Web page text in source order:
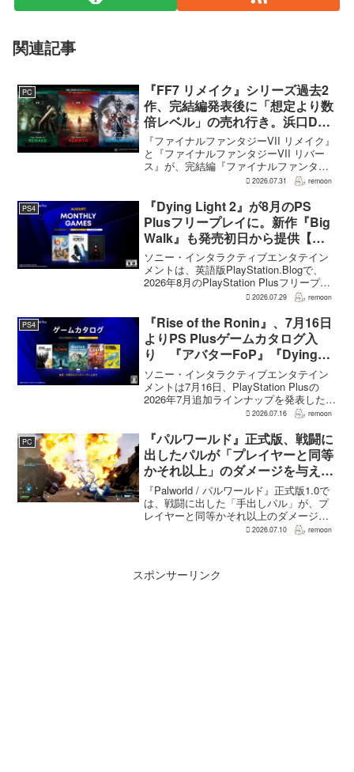
関連記事
PC
『FF7 リメイク』シリーズ過去2
作、完結編発表後に「想定より数
倍レベル」の売れ行き。浜口Dが
明かす
『ファイナルファンタジーVII リメイク』
と『ファイナルファンタジーVII リバー
ス』が、完結編『ファイナルファンタジ
ーVII リベレーション』の発表後、「我々
ると、シリーズディレクターの浜口直樹
氏がAU...
2026.07.31 remoon
PS4
『Dying Light 2』が8月のPS
Plusフリープレイに。新作『Big
Walk』も発売初日から提供【海
外発表】
ソニー・インタラクティブエンタテイン
メントは、英語版PlayStation.Blogで、
2026年8月のPlayStation Plusフリープレ
イとして『Dying Light 2 Stay Human:
2026.07.29 remoon
PS4
『Rise of the Ronin』、7月16日
よりPS Plusゲームカタログ入
り 『アバターFoP』『Dying
Light』なども順次配信
ソニー・インタラクティブエンタテイン
メントは7月16日、PlayStation Plusの
2026年7月追加ラインナップを発表した。
幕末の日本を舞台とするTeam NINJAのオ
the Ron...
2026.07.16 remoon
PC
『パルワールド』正式版、戦闘に
出したパルが「プレイヤーと同等
かそれ以上」のダメージを与えら
れるように
『Palworld / パルワールド』正式版1.0で
は、戦闘に出した「手出しパル」が、プ
レイヤーと同等かそれ以上のダメージを
敵に与えられるようになった。ほぼすべ
2026.07.10 remoon
スポンサーリンク